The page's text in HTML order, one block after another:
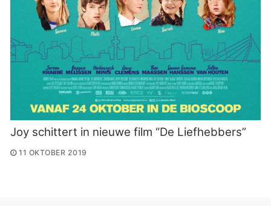
Joy schittert in nieuwe film “De Liefhebbers”
11 OKTOBER 2019